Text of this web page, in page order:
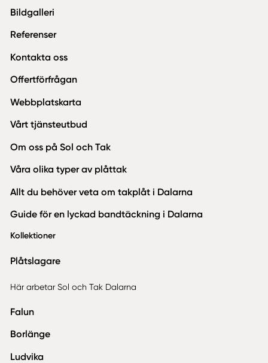
Bildgalleri
Referenser
Kontakta oss
Offertförfrågan
Webbplatskarta
Vårt tjänsteutbud
Om oss på Sol och Tak
Våra olika typer av plåttak
Allt du behöver veta om takplåt i Dalarna
Guide för en lyckad bandtäckning i Dalarna
Kollektioner
Plåtslagare
Här arbetar Sol och Tak Dalarna
Falun
Borlänge
Ludvika